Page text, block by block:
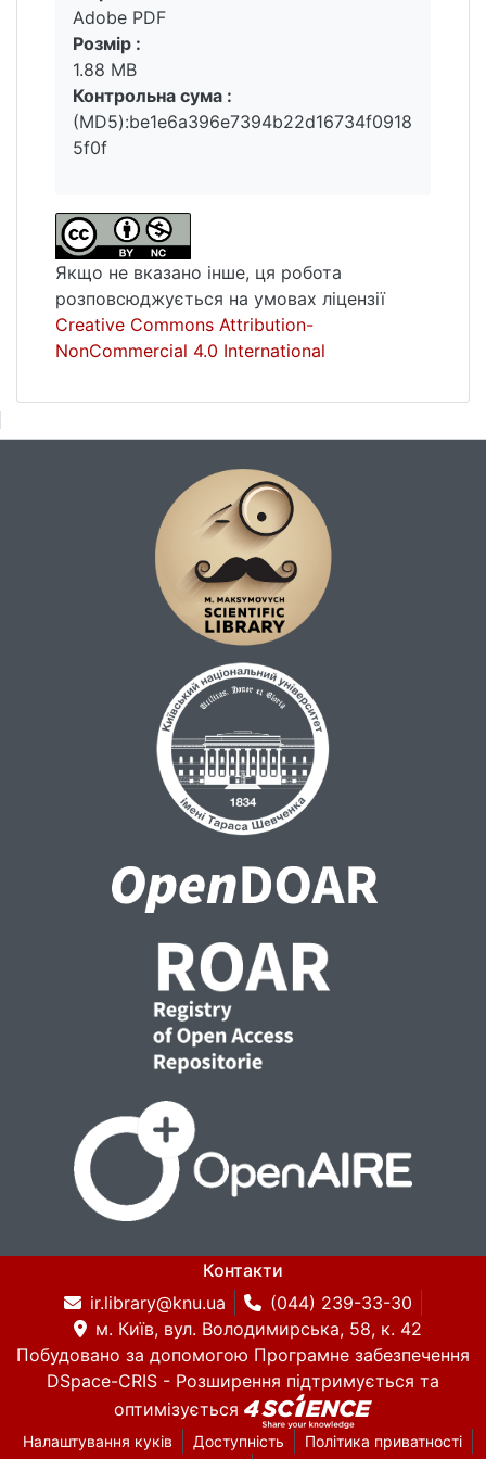
Adobe PDF
Розмір :
1.88 MB
Контрольна сума :
(MD5):be1e6a396e7394b22d16734f0918
5f0f
Якщо не вказано інше, ця робота
розповсюджується на умовах ліцензії
Creative Commons Attribution-
NonCommercial 4.0 International
Контакти
ir.library@knu.ua
(044) 239-33-30
м. Київ, вул. Володимирська, 58, к. 42
Побудовано за допомогою Програмне забезпечення
DSpace-CRIS - Розширення підтримується та
оптимізується
Налаштування куків Доступність
Політика приватності